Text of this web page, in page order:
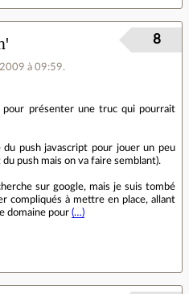
à 09:59.
8
pour présenter une truc qui pourrait
push javascript pour jouer un peu
push mais on va faire semblant).
sur google, mais je suis tombé
compliqués à mettre en place, allant
domaine pour (…)